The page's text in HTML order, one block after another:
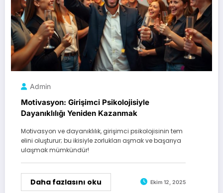
Admin
Motivasyon: Girişimci Psikolojisiyle
Dayanıklılığı Yeniden Kazanmak
Motivasyon ve dayanıklılık, girişimci psikolojisinin tem
elini oluşturur; bu ikisiyle zorlukları aşmak ve başarıya
ulaşmak mümkündür!
Daha fazlasını oku Ekim 12, 2025